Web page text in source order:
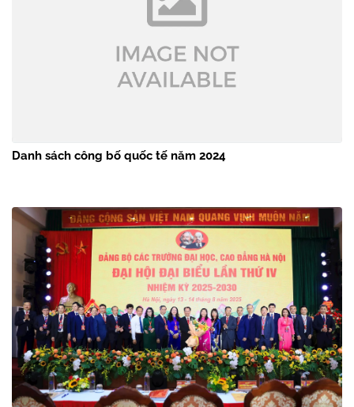
Danh sách công bố quốc tế năm 2024